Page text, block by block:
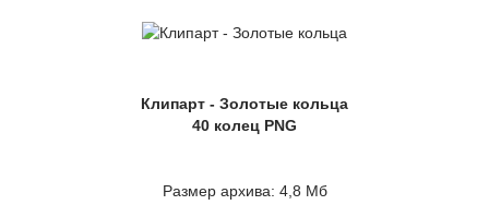
Клипарт - Золотые кольца
40 колец PNG
Размер архива: 4,8 Мб